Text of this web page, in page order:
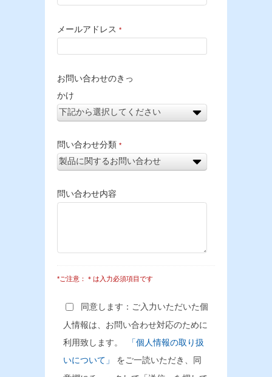
メールアドレス *
お問い合わせのきっ
かけ
問い合わせ分類 *
問い合わせ内容
*ご注意：＊は入力必須項目です
同意します：ご入力いただいた個
人情報は、お問い合わせ対応のために
利用致します。
「個人情報の取り扱
いについて」
をご一読いただき、同